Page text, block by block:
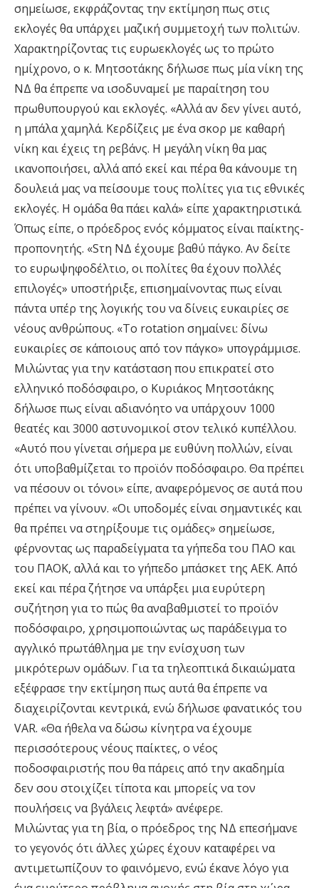
σημείωσε, εκφράζοντας την εκτίμηση πως στις
εκλογές θα υπάρχει μαζική συμμετοχή των πολιτών.
Χαρακτηρίζοντας τις ευρωεκλογές ως το πρώτο
ημίχρονο, ο κ. Μητσοτάκης δήλωσε πως μία νίκη της
ΝΔ θα έπρεπε να ισοδυναμεί με παραίτηση του
πρωθυπουργού και εκλογές. «Αλλά αν δεν γίνει αυτό,
η μπάλα χαμηλά. Κερδίζεις με ένα σκορ με καθαρή
νίκη και έχεις τη ρεβάνς. Η μεγάλη νίκη θα μας
ικανοποιήσει, αλλά από εκεί και πέρα θα κάνουμε τη
δουλειά μας να πείσουμε τους πολίτες για τις εθνικές
εκλογές. Η ομάδα θα πάει καλά» είπε χαρακτηριστικά.
Όπως είπε, ο πρόεδρος ενός κόμματος είναι παίκτης-
προπονητής. «Sτη ΝΔ έχουμε βαθύ πάγκο. Αν δείτε
το ευρωψηφοδέλτιο, οι πολίτες θα έχουν πολλές
επιλογές» υποστήριξε, επισημαίνοντας πως είναι
πάντα υπέρ της λογικής του να δίνεις ευκαιρίες σε
νέους ανθρώπους. «Το rotation σημαίνει: δίνω
ευκαιρίες σε κάποιους από τον πάγκο» υπογράμμισε.
Μιλώντας για την κατάσταση που επικρατεί στο
ελληνικό ποδόσφαιρο, ο Κυριάκος Μητσοτάκης
δήλωσε πως είναι αδιανόητο να υπάρχουν 1000
θεατές και 3000 αστυνομικοί στον τελικό κυπέλλου.
«Αυτό που γίνεται σήμερα με ευθύνη πολλών, είναι
ότι υποβαθμίζεται το προϊόν ποδόσφαιρο. Θα πρέπει
να πέσουν οι τόνοι» είπε, αναφερόμενος σε αυτά που
πρέπει να γίνουν. «Οι υποδομές είναι σημαντικές και
θα πρέπει να στηρίξουμε τις ομάδες» σημείωσε,
φέρνοντας ως παραδείγματα τα γήπεδα του ΠΑΟ και
του ΠΑΟΚ, αλλά και το γήπεδο μπάσκετ της ΑΕΚ. Από
εκεί και πέρα ζήτησε να υπάρξει μια ευρύτερη
συζήτηση για το πώς θα αναβαθμιστεί το προϊόν
ποδόσφαιρο, χρησιμοποιώντας ως παράδειγμα το
αγγλικό πρωτάθλημα με την ενίσχυση των
μικρότερων ομάδων. Για τα τηλεοπτικά δικαιώματα
εξέφρασε την εκτίμηση πως αυτά θα έπρεπε να
διαχειρίζονται κεντρικά, ενώ δήλωσε φανατικός του
VAR. «Θα ήθελα να δώσω κίνητρα να έχουμε
περισσότερους νέους παίκτες, ο νέος
ποδοσφαιριστής που θα πάρεις από την ακαδημία
δεν σου στοιχίζει τίποτα και μπορείς να τον
πουλήσεις να βγάλεις λεφτά» ανέφερε.
Μιλώντας για τη βία, ο πρόεδρος της ΝΔ επεσήμανε
το γεγονός ότι άλλες χώρες έχουν καταφέρει να
αντιμετωπίζουν το φαινόμενο, ενώ έκανε λόγο για